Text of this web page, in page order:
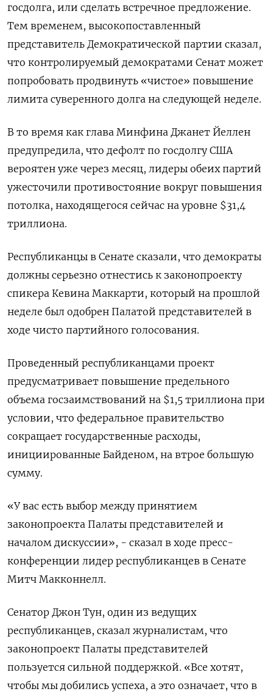
госдолга, или сделать встречное предложение.
Тем временем, высокопоставленный
представитель Демократической партии сказал,
что контролируемый демократами Сенат может
попробовать продвинуть «чистое» повышение
лимита суверенного долга на следующей неделе.
В то время как глава Минфина Джанет Йеллен
предупредила, что дефолт по госдолгу США
вероятен уже через месяц, лидеры обеих партий
ужесточили противостояние вокруг повышения
потолка, находящегося сейчас на уровне $31,4
триллиона.
Республиканцы в Сенате сказали, что демократы
должны серьезно отнестись к законопроекту
спикера Кевина Маккарти, который на прошлой
неделе был одобрен Палатой представителей в
ходе чисто партийного голосования.
Проведенный республиканцами проект
предусматривает повышение предельного
объема госзаимствований на $1,5 триллиона при
условии, что федеральное правительство
сокращает государственные расходы,
инициированные Байденом, на втрое большую
сумму.
«У вас есть выбор между принятием
законопроекта Палаты представителей и
началом дискуссии», - сказал в ходе пресс-
конференции лидер республиканцев в Сенате
Митч Макконнелл.
Сенатор Джон Тун, один из ведущих
республиканцев, сказал журналистам, что
законопроект Палаты представителей
пользуется сильной поддержкой. «Все хотят,
чтобы мы добились успеха, а это означает, что в